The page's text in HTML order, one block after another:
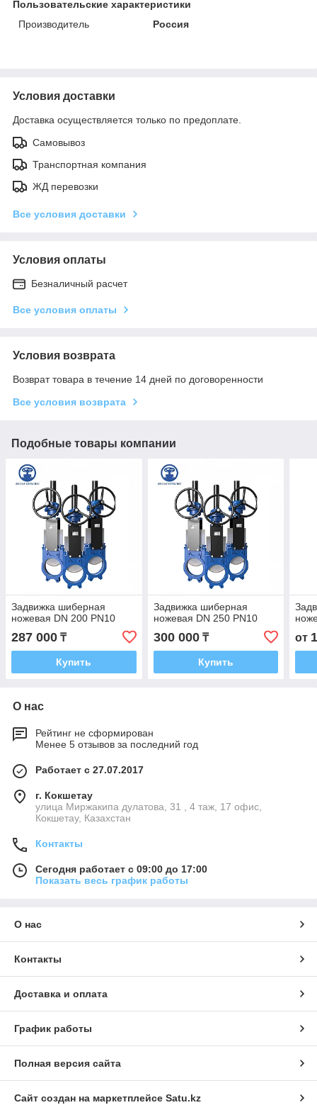
Пользовательские характеристики
Производитель
Россия
Условия доставки
Доставка осуществляется только по предоплате.
Самовывоз
Транспортная компания
ЖД перевозки
Все условия доставки
Условия оплаты
Безналичный расчет
Все условия оплаты
Условия возврата
Возврат товара в течение 14 дней по договоренности
Все условия возврата
Подобные товары компании
Задвижка шиберная
ножевая DN 200 PN10
287 000 ₸
Купить
Задвижка шиберная
ножевая DN 250 PN10
300 000₸
Купить
от
О нас
Рейтинг не сформирован
Менее 5 отзывов за последний год
Работает с 27.07.2017
г. Кокшетау
улица Миржакипа дулатова, 31 , 4 таж, 17 офис,
Кокшетау, Казахстан
Контакты
Сегодня работает с 09:00 до 17:00
Показать весь график работы
О нас
Контакты
Доставка и оплата
График работы
Полная версия сайта
Сайт создан на маркетплейсе Satu.kz